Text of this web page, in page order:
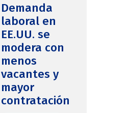
Demanda
laboral en
EE.UU. se
modera con
menos
vacantes y
mayor
contratación